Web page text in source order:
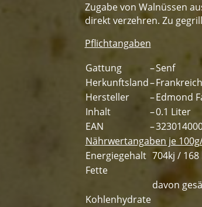
Zugabe von Walnüssen
direkt verzehren. Zu
Pflichtangaben
Gattung
–Senf
Herkunftsland–Frankreich
Hersteller
–Edmond
Inhalt
–0.1 Liter
EAN
–
Nährwertangaben je
Energiegehalt 704kj / 168
Fette
davon
Kohlenhydrate